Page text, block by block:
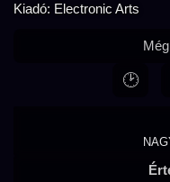
Kiadó: Electronic Arts
🕑